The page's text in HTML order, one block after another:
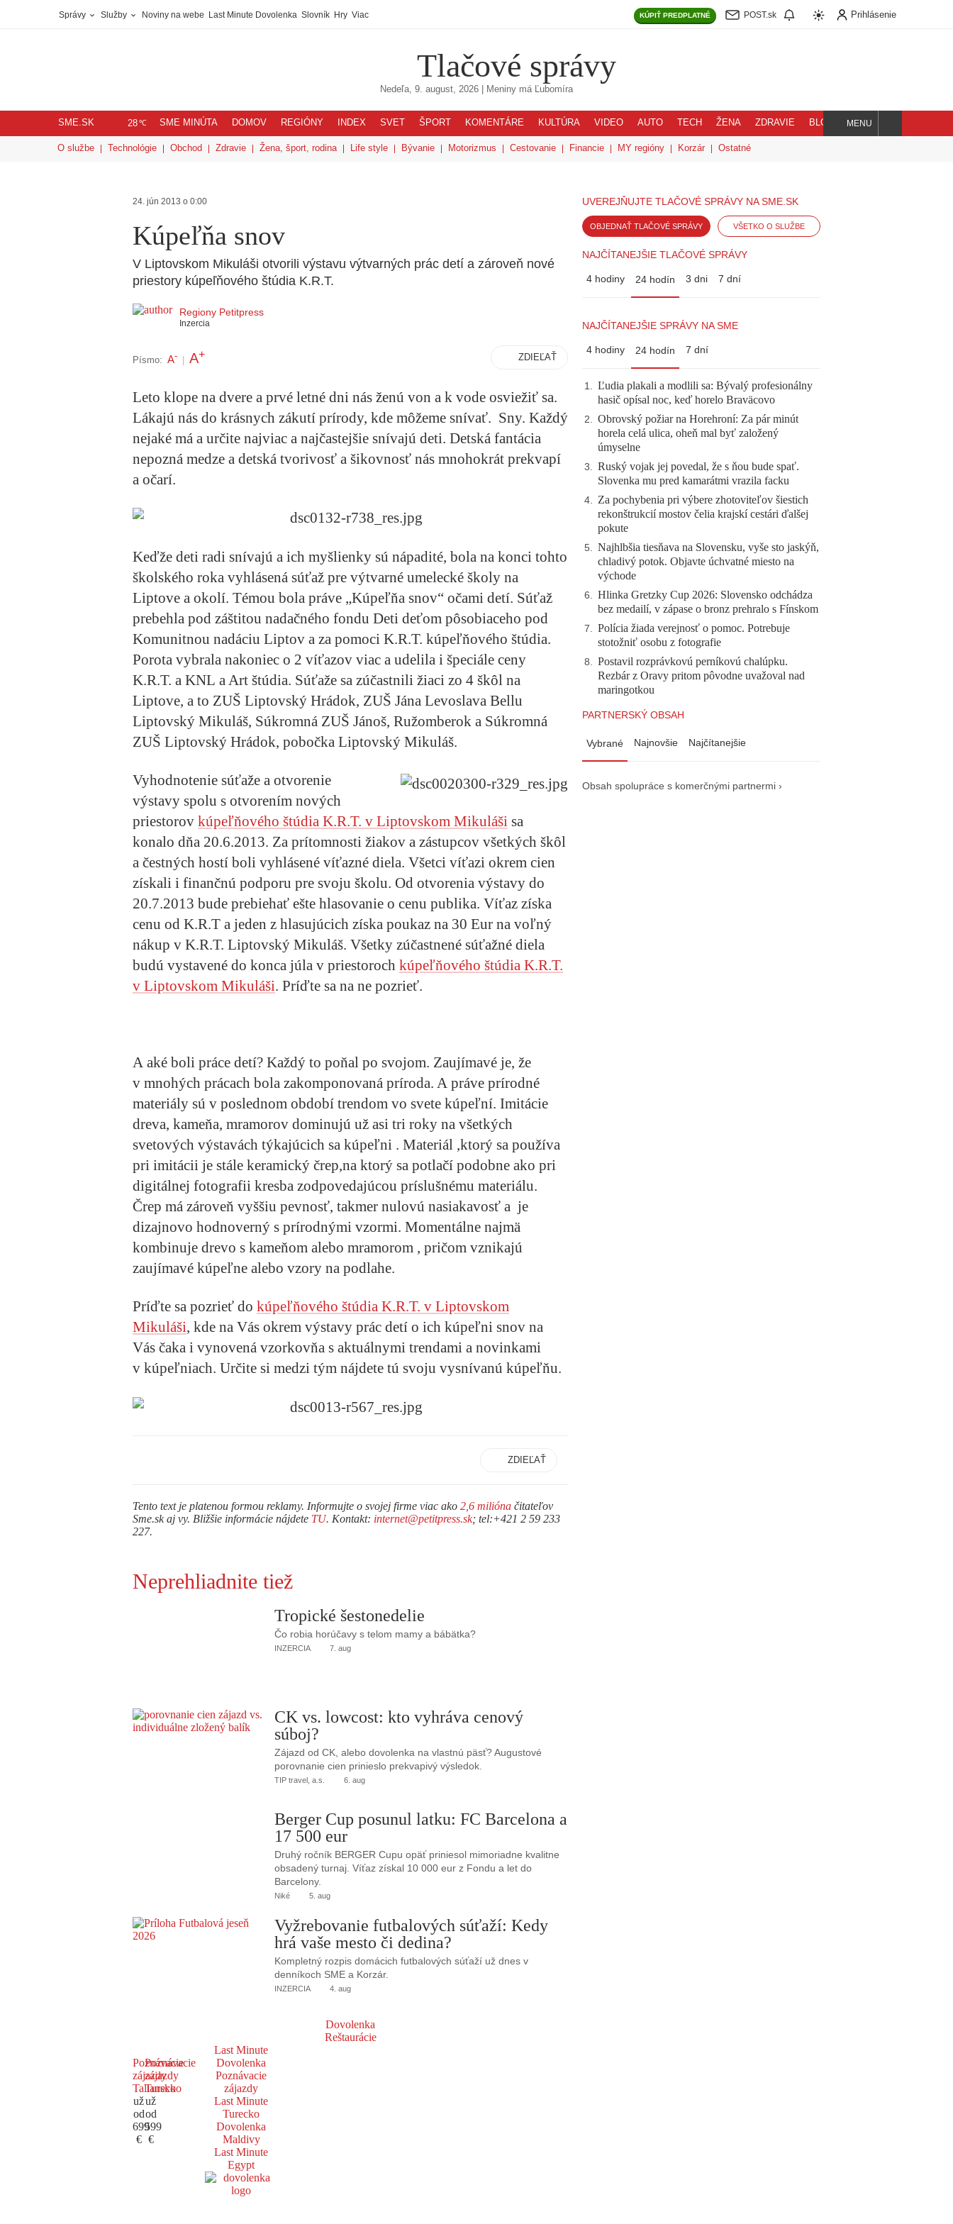
Správy Služby Noviny na webe Last Minute Dovolenka Slovník Hry Viac KÚPIŤ PREDPLATNÉ POST.sk Prihlásenie
Tlačové správy
Nedeľa, 9. august, 2026 | Meniny má Ľubomíra
SME.SK 28℃ SME MINÚTA DOMOV REGIÓNY INDEX SVET ŠPORT KOMENTÁRE KULTÚRA VIDEO AUTO TECH ŽENA ZDRAVIE BLOG
Hľadaj
MENU
O službe Technológie Obchod Zdravie Žena, šport, rodina Life style Bývanie Motorizmus Cestovanie Financie MY regióny Korzár Ostatné
24. jún 2013 o 0:00
Kúpeľňa snov
V Liptovskom Mikuláši otvorili výstavu výtvarných prác detí a zároveň nové
priestory kúpeľňového štúdia K.R.T.
Regiony Petitpress
Inzercia
Písmo: A- A+ ZDIEĽAŤ
Leto klope na dvere a prvé letné dni nás ženú von a k vode osviežiť sa.
Lákajú nás do krásnych zákutí prírody, kde môžeme snívať. Sny. Každý
nejaké má a určite najviac a najčastejšie snívajú deti. Detská fantácia
nepozná medze a detská tvorivosť a šikovnosť nás mnohokrát prekvapí
a očarí.
Keďže deti radi snívajú a ich myšlienky sú nápadité, bola na konci tohto
školského roka vyhlásená súťaž pre výtvarné umelecké školy na
Liptove a okolí. Témou bola práve „Kúpeľňa snov“ očami detí. Súťaž
prebehla pod záštitou nadačného fondu Deti deťom pôsobiaceho pod
Komunitnou nadáciu Liptov a za pomoci K.R.T. kúpeľňového štúdia.
Porota vybrala nakoniec o 2 víťazov viac a udelila i špeciále ceny
K.R.T. a KNL a Art štúdia. Súťaže sa zúčastnili žiaci zo 4 škôl na
Liptove, a to ZUŠ Liptovský Hrádok, ZUŠ Jána Levoslava Bellu
Liptovský Mikuláš, Súkromná ZUŠ Jánoš, Ružomberok a Súkromná
ZUŠ Liptovský Hrádok, pobočka Liptovský Mikuláš.
Vyhodnotenie súťaže a otvorenie
výstavy spolu s otvorením nových
priestorov kúpeľňového štúdia K.R.T. v Liptovskom Mikuláši sa
konalo dňa 20.6.2013. Za prítomnosti žiakov a zástupcov všetkých škôl
a čestných hostí boli vyhlásené víťazné diela. Všetci víťazi okrem cien
získali i finančnú podporu pre svoju školu. Od otvorenia výstavy do
20.7.2013 bude prebiehať ešte hlasovanie o cenu publika. Víťaz získa
cenu od K.R.T a jeden z hlasujúcich získa poukaz na 30 Eur na voľný
nákup v K.R.T. Liptovský Mikuláš. Všetky zúčastnené súťažné diela
budú vystavené do konca júla v priestoroch kúpeľňového štúdia K.R.T.
v Liptovskom Mikuláši. Príďte sa na ne pozrieť.
A aké boli práce detí? Každý to poňal po svojom. Zaujímavé je, že
v mnohých prácach bola zakomponovaná príroda. A práve prírodné
materiály sú v poslednom období trendom vo svete kúpeľní. Imitácie
dreva, kameňa, mramorov dominujú už asi tri roky na všetkých
svetových výstavách týkajúcich sa kúpeľni . Materiál ,ktorý sa používa
pri imitácii je stále keramický črep,na ktorý sa potlačí podobne ako pri
digitálnej fotografii kresba zodpovedajúcou príslušnému materiálu.
Črep má zároveň vyššiu pevnosť, takmer nulovú nasiakavosť a je
dizajnovo hodnoverný s prírodnými vzormi. Momentálne najmä
kombinuje drevo s kameňom alebo mramorom , pričom vznikajú
zaujímavé kúpeľne alebo vzory na podlahe.
Príďte sa pozrieť do kúpeľňového štúdia K.R.T. v Liptovskom
Mikuláši, kde na Vás okrem výstavy prác detí o ich kúpeľni snov na
Vás čaka i vynovená vzorkovňa s aktuálnymi trendami a novinkami
v kúpeľniach. Určite si medzi tým nájdete tú svoju vysnívanú kúpeľňu.
ZDIEĽAŤ
Tento text je platenou formou reklamy. Informujte o svojej firme viac ako 2,6 milióna čitateľov
Sme.sk aj vy. Bližšie informácie nájdete TU. Kontakt: internet@petitpress.sk; tel:+421 2 59 233
227.
UVEREJŇUJTE TLAČOVÉ SPRÁVY NA SME.SK
OBJEDNAŤ TLAČOVÉ SPRÁVY VŠETKO O SLUŽBE
NAJČÍTANEJŠIE TLAČOVÉ SPRÁVY
4 hodiny 24 hodín 3 dni 7 dní
NAJČÍTANEJŠIE SPRÁVY NA SME
4 hodiny 24 hodín 7 dní
1. Ľudia plakali a modlili sa: Bývalý profesionálny
hasič opísal noc, keď horelo Braväcovo
2. Obrovský požiar na Horehroní: Za pár minút
horela celá ulica, oheň mal byť založený
úmyselne
3. Ruský vojak jej povedal, že s ňou bude spať.
Slovenka mu pred kamarátmi vrazila facku
4. Za pochybenia pri výbere zhotoviteľov šiestich
rekonštrukcií mostov čelia krajskí cestári ďalšej
pokute
5. Najhlbšia tiesňava na Slovensku, vyše sto jaskýň,
chladivý potok. Objavte úchvatné miesto na
východe
6. Hlinka Gretzky Cup 2026: Slovensko odchádza
bez medailí, v zápase o bronz prehralo s Fínskom
7. Polícia žiada verejnosť o pomoc. Potrebuje
stotožniť osobu z fotografie
8. Postavil rozprávkovú perníkovú chalúpku.
Rezbár z Oravy pritom pôvodne uvažoval nad
maringotkou
PARTNERSKÝ OBSAH
Vybrané Najnovšie Najčítanejšie
Obsah spolupráce s komerčnými partnermi ›
Neprehliadnite tiež
Tropické šestonedelie
Čo robia horúčavy s telom mamy a bábätka?
INZERCIA 7. aug
CK vs. lowcost: kto vyhráva cenový
súboj?
Zájazd od CK, alebo dovolenka na vlastnú päsť? Augustové
porovnanie cien prinieslo prekvapivý výsledok.
TIP travel, a.s. 6. aug
Berger Cup posunul latku: FC Barcelona a
17 500 eur
Druhý ročník BERGER Cupu opäť priniesol mimoriadne kvalitne
obsadený turnaj. Víťaz získal 10 000 eur z Fondu a let do
Barcelony.
Niké 5. aug
Vyžrebovanie futbalových súťaží: Kedy
hrá vaše mesto či dedina?
Kompletný rozpis domácich futbalových súťaží už dnes v
denníkoch SME a Korzár.
INZERCIA 4. aug
Dovolenka
Reštaurácie
Poznávacie
zájazdy
Taliansko
už
od
699
€
Poznávacie
zájazdy
Turecko
už
od
599
€
Last Minute
Dovolenka
Poznávacie
zájazdy
Last Minute
Turecko
Dovolenka
Maldivy
Last Minute
Egypt